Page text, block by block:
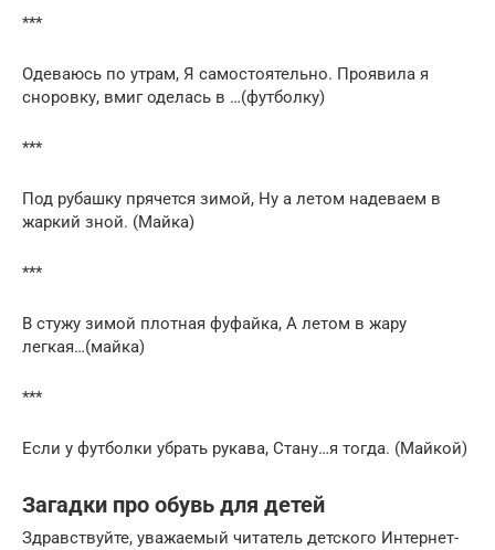
***
Одеваюсь по утрам, Я самостоятельно. Проявила я
сноровку, вмиг оделась в …(футболку)
***
Под рубашку прячется зимой, Ну а летом надеваем в
жаркий зной. (Майка)
***
В стужу зимой плотная фуфайка, А летом в жару
легкая…(майка)
***
Если у футболки убрать рукава, Стану…я тогда. (Майкой)
Загадки про обувь для детей
Здравствуйте, уважаемый читатель детского Интернет-